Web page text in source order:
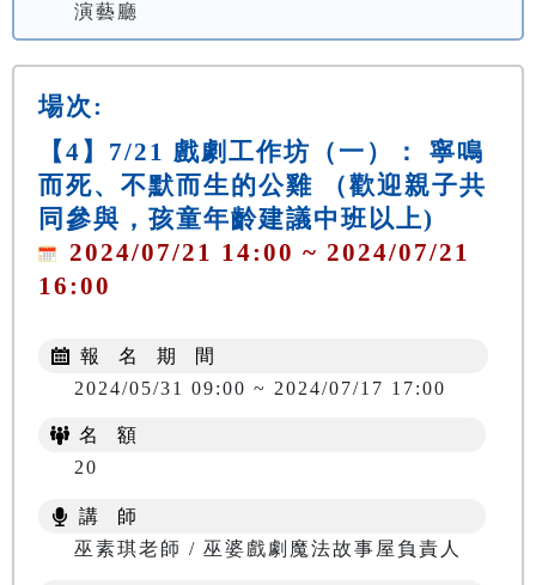
演藝廳
場次:
【4】7/21 戲劇工作坊（一）： 寧鳴
而死、不默而生的公雞 （歡迎親子共
同參與，孩童年齡建議中班以上)
2024/07/21 14:00 ~ 2024/07/21
16:00
報 名 期 間
2024/05/31 09:00 ~ 2024/07/17 17:00
名 額
20
講 師
巫素琪老師 / 巫婆戲劇魔法故事屋負責人